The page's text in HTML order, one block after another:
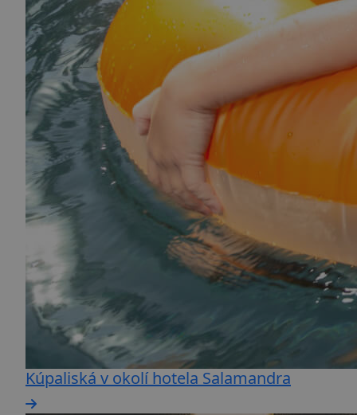
Kúpaliská v okolí hotela Salamandra